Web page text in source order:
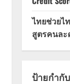
ไทยช่วยไ
สูตรคนละ
ป้ายกำกับ